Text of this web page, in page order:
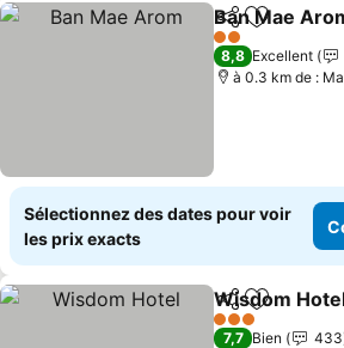
PartagerAjouter à
Ban Mae
2 Étoiles
8,8 Excellent
à 0.3 km de :
Sélectionnez des dates pour voir
les prix exacts
PartagerAjouter à
Wisdom
3 Étoiles
7,7 Bien
433